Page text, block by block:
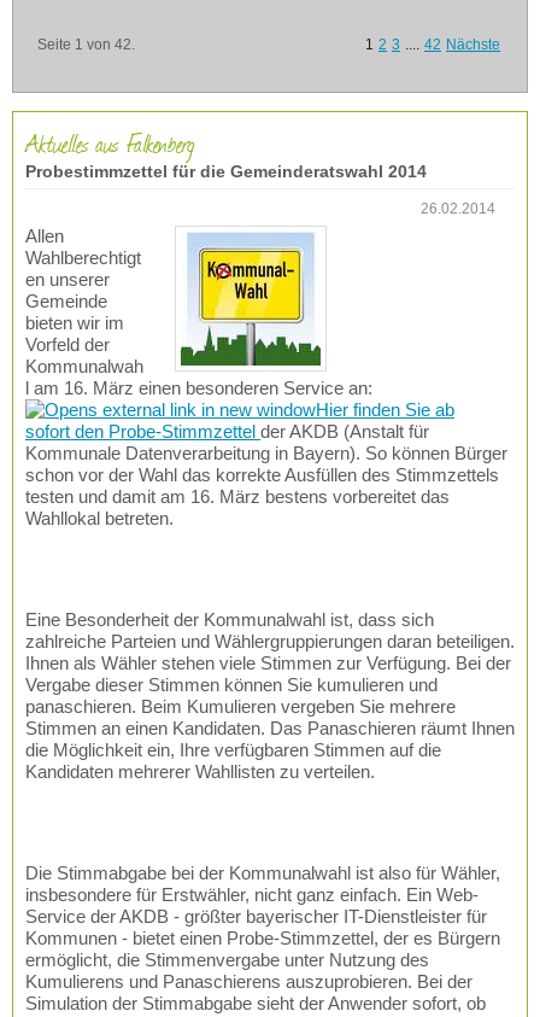
Seite 1 von 42. 1 2 3 .... 42 Nächste
Aktuelles aus Falkenberg
Probestimmzettel für die Gemeinderatswahl 2014
26.02.2014
Allen
Wahlberechtigt
en unserer
Gemeinde
bieten wir im
Vorfeld der
Kommunalwah
l am 16. März einen besonderen Service an:
Hier finden Sie ab
sofort den Probe-Stimmzettel der AKDB (Anstalt für
Kommunale Datenverarbeitung in Bayern). So können Bürger
schon vor der Wahl das korrekte Ausfüllen des Stimmzettels
testen und damit am 16. März bestens vorbereitet das
Wahllokal betreten.
Eine Besonderheit der Kommunalwahl ist, dass sich
zahlreiche Parteien und Wählergruppierungen daran beteiligen.
Ihnen als Wähler stehen viele Stimmen zur Verfügung. Bei der
Vergabe dieser Stimmen können Sie kumulieren und
panaschieren. Beim Kumulieren vergeben Sie mehrere
Stimmen an einen Kandidaten. Das Panaschieren räumt Ihnen
die Möglichkeit ein, Ihre verfügbaren Stimmen auf die
Kandidaten mehrerer Wahllisten zu verteilen.
Die Stimmabgabe bei der Kommunalwahl ist also für Wähler,
insbesondere für Erstwähler, nicht ganz einfach. Ein Web-
Service der AKDB - größter bayerischer IT-Dienstleister für
Kommunen - bietet einen Probe-Stimmzettel, der es Bürgern
ermöglicht, die Stimmenvergabe unter Nutzung des
Kumulierens und Panaschierens auszuprobieren. Bei der
Simulation der Stimmabgabe sieht der Anwender sofort, ob